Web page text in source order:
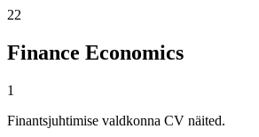
22
Finance Economics
1
Finantsjuhtimise valdkonna CV näited.